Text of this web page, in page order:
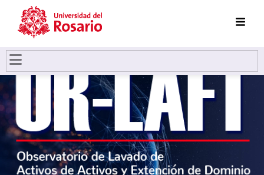
Pasar al contenido principal